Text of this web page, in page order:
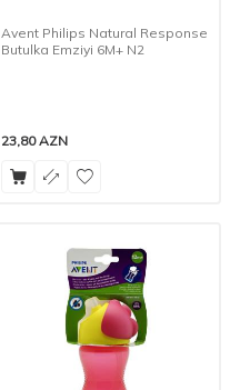
Avent Philips Natural Response
Butulka Emziyi 6M+ N2
23,80AZN